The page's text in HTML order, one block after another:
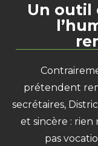
Un outil
prétendent
secrétaires,
et sincère : rien
pas